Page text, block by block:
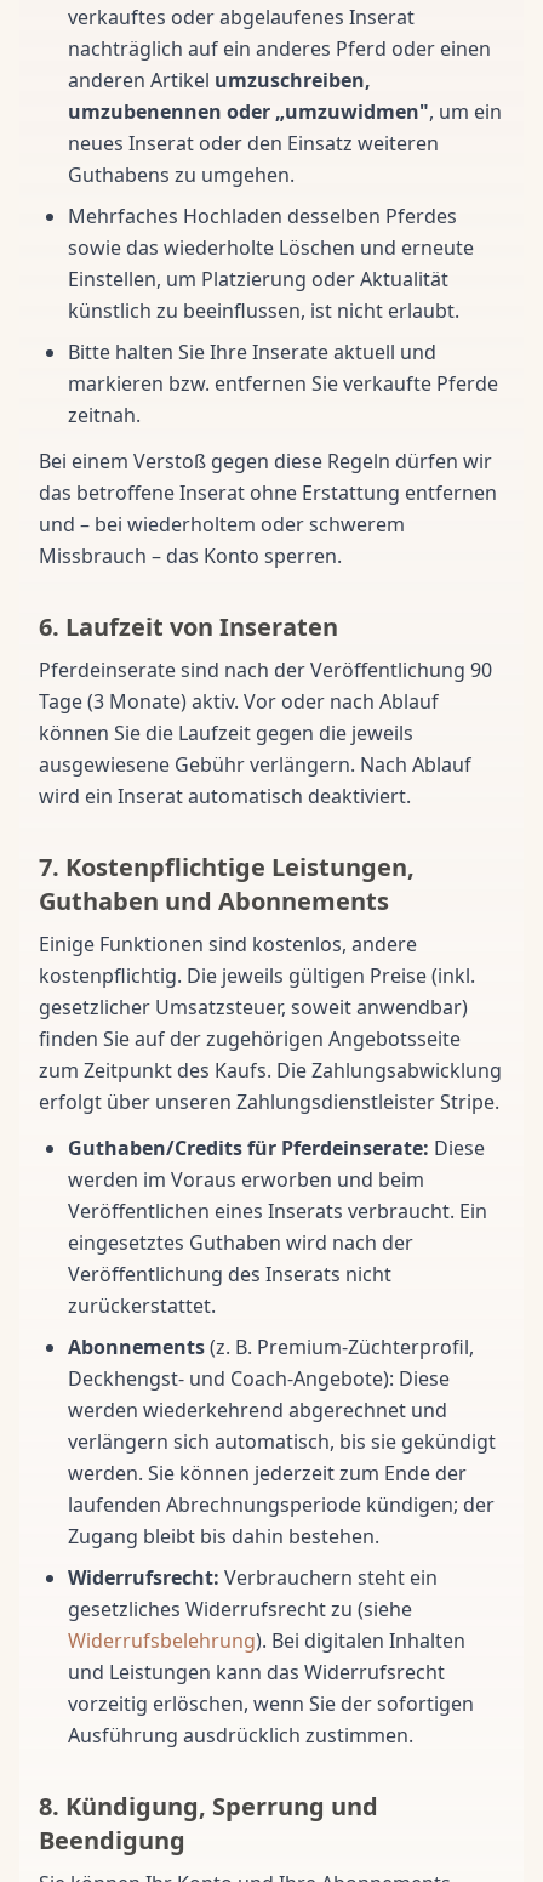
verkauftes oder abgelaufenes Inserat
nachträglich auf ein anderes Pferd oder einen
anderen Artikel umzuschreiben,
umzubenennen oder „umzuwidmen", um ein
neues Inserat oder den Einsatz weiteren
Guthabens zu umgehen.
Mehrfaches Hochladen desselben Pferdes
sowie das wiederholte Löschen und erneute
Einstellen, um Platzierung oder Aktualität
künstlich zu beeinflussen, ist nicht erlaubt.
Bitte halten Sie Ihre Inserate aktuell und
markieren bzw. entfernen Sie verkaufte Pferde
zeitnah.
Bei einem Verstoß gegen diese Regeln dürfen wir
das betroffene Inserat ohne Erstattung entfernen
und – bei wiederholtem oder schwerem
Missbrauch – das Konto sperren.
6. Laufzeit von Inseraten
Pferdeinserate sind nach der Veröffentlichung 90
Tage (3 Monate) aktiv. Vor oder nach Ablauf
können Sie die Laufzeit gegen die jeweils
ausgewiesene Gebühr verlängern. Nach Ablauf
wird ein Inserat automatisch deaktiviert.
7. Kostenpflichtige Leistungen,
Guthaben und Abonnements
Einige Funktionen sind kostenlos, andere
kostenpflichtig. Die jeweils gültigen Preise (inkl.
gesetzlicher Umsatzsteuer, soweit anwendbar)
finden Sie auf der zugehörigen Angebotsseite
zum Zeitpunkt des Kaufs. Die Zahlungsabwicklung
erfolgt über unseren Zahlungsdienstleister Stripe.
Guthaben/Credits für Pferdeinserate: Diese
werden im Voraus erworben und beim
Veröffentlichen eines Inserats verbraucht. Ein
eingesetztes Guthaben wird nach der
Veröffentlichung des Inserats nicht
zurückerstattet.
Abonnements(z. B. Premium-Züchterprofil,
Deckhengst- und Coach-Angebote): Diese
werden wiederkehrend abgerechnet und
verlängern sich automatisch, bis sie gekündigt
werden. Sie können jederzeit zum Ende der
laufenden Abrechnungsperiode kündigen; der
Zugang bleibt bis dahin bestehen.
Widerrufsrecht: Verbrauchern steht ein
gesetzliches Widerrufsrecht zu (siehe
Widerrufsbelehrung). Bei digitalen Inhalten
und Leistungen kann das Widerrufsrecht
vorzeitig erlöschen, wenn Sie der sofortigen
Ausführung ausdrücklich zustimmen.
8. Kündigung, Sperrung und
Beendigung